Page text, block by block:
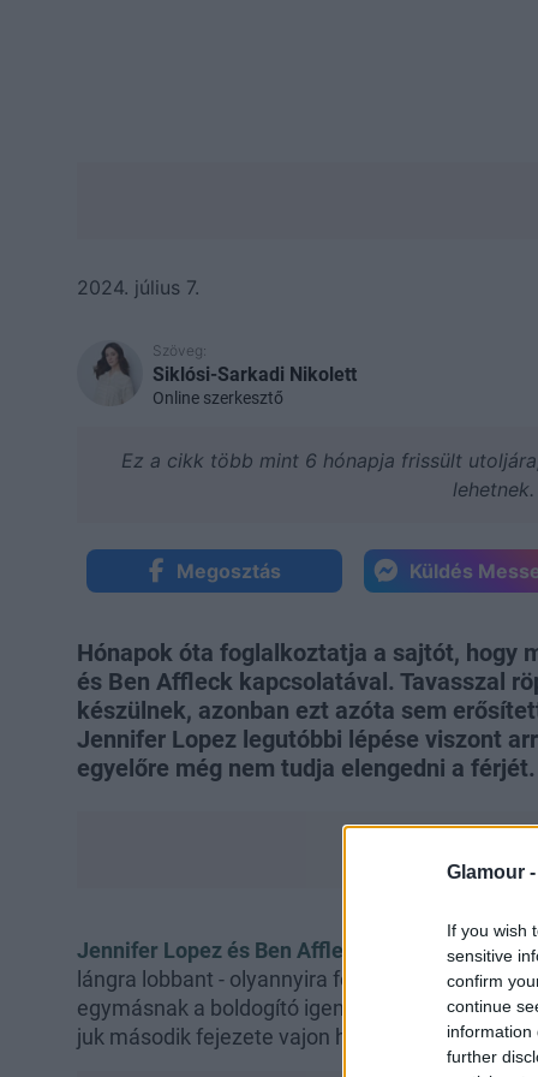
Glamour -
If you wish
sensitive
confirm
continue
information
further
2024. július 7.
Szöveg:
Siklósi-Sarkadi Nikolett
Online szerkesztő
Ez a cikk több mint 6 hónapja frissült
lehetnek.
Megosztás Küldés
Hónapok óta foglalkoztatja a sajtót, hogy
és Ben Affleck kapcsolatával. Tavasszal
készülnek, azonban ezt azóta sem
Jennifer Lopez legutóbbi lépése viszont
egyelőre még nem tudja elengedni a férjét.
Jennifer Lopez és Ben Affleck
szerelme a
lángra lobbant - olyannyira felizzott köztük a
egymásnak a boldogító igent. Azonban most
juk második fejezete vajon happy enddel zárul-